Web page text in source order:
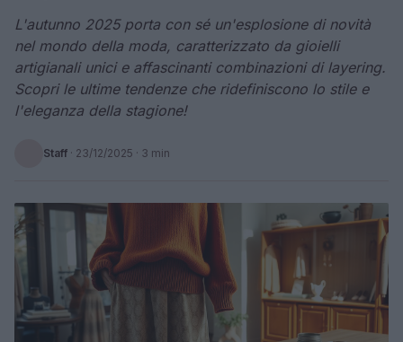
L'autunno 2025 porta con sé un'esplosione di novità
nel mondo della moda, caratterizzato da gioielli
artigianali unici e affascinanti combinazioni di layering.
Scopri le ultime tendenze che ridefiniscono lo stile e
l'eleganza della stagione!
Staff · 23/12/2025 · 3 min